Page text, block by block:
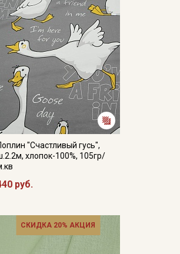
от настроек вашего
"Счастливый гусь",
хлопок-100%, 105гр/
руб.
СКИДКА 20% АКЦИЯ